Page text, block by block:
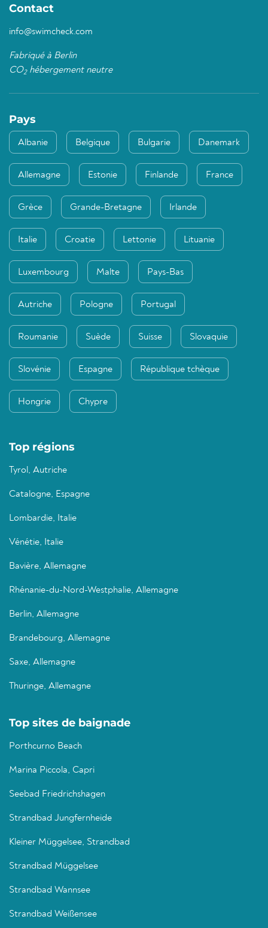
Contact
info@swimcheck.com
Fabriqué à Berlin
CO2hébergement neutre
Pays
Albanie Belgique Bulgarie Danemark
Allemagne Estonie Finlande France
Grèce Grande-Bretagne Irlande
Italie Croatie Lettonie Lituanie
Luxembourg Malte Pays-Bas
Autriche Pologne Portugal
Roumanie Suède Suisse Slovaquie
Slovénie Espagne République tchèque
Hongrie Chypre
Top régions
Tyrol, Autriche
Catalogne, Espagne
Lombardie, Italie
Vénétie, Italie
Bavière, Allemagne
Rhénanie-du-Nord-Westphalie, Allemagne
Berlin, Allemagne
Brandebourg, Allemagne
Saxe, Allemagne
Thuringe, Allemagne
Top sites de baignade
Porthcurno Beach
Marina Piccola, Capri
Seebad Friedrichshagen
Strandbad Jungfernheide
Kleiner Müggelsee, Strandbad
Strandbad Müggelsee
Strandbad Wannsee
Strandbad Weißensee